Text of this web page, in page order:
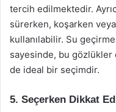
tercih edilmektedir.
sürerken, koşarken
kullanılabilir. Su
sayesinde, bu
de ideal bir seçimdir.
5. Seçerken Dikkat